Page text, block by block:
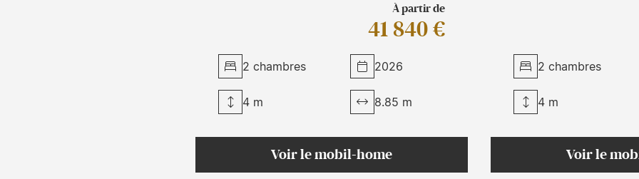
À partir de
41 840 €
2 chambres 2026
4 m 8.85 m
Voir le mobil-home
2 chambres
4 m
Voir le